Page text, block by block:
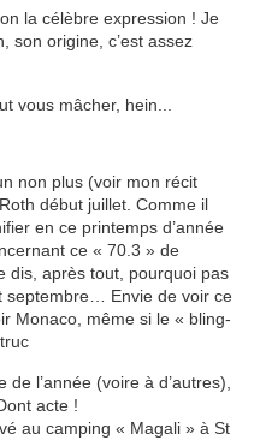
la célèbre expression ! Je
son origine, c’est assez
vous mâcher, hein...
non plus (voir mon récit
début juillet. Comme il
en ce printemps d’année
ce « 70.3 » de
dis, après tout, pourquoi pas
septembre… Envie de voir ce
Monaco, même si le « bling-
l’année (voire à d’autres),
acte !
au camping « Magali » à St